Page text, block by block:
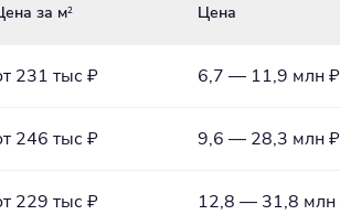
за м2 Цена
231 тыс ₽ 6,7 — 11,9 млн ₽
246 тыс ₽ 9,6 — 28,3 млн ₽
229 тыс ₽ 12,8 — 31,8 млн